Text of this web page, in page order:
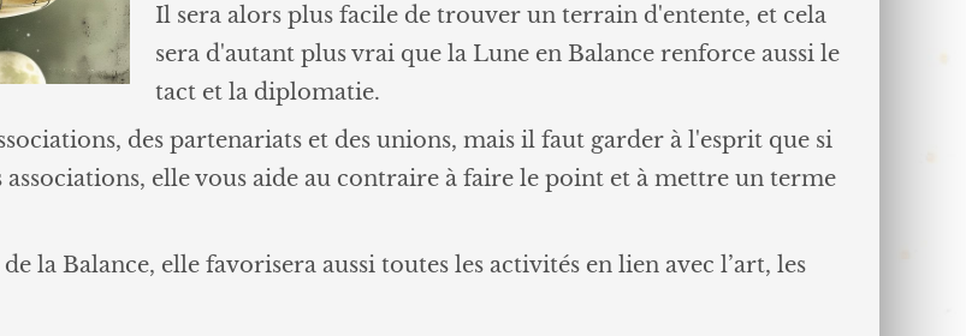
Il sera alors plus facile de trouver un terrain d'entente, et cela
sera d'autant plus vrai que la Lune en Balance renforce aussi le
tact et la diplomatie.
des partenariats et des unions, mais il faut garder à l'esprit que si
elle vous aide au contraire à faire le point et à mettre un terme
la Balance, elle favorisera aussi toutes les activités en lien avec l’art, les